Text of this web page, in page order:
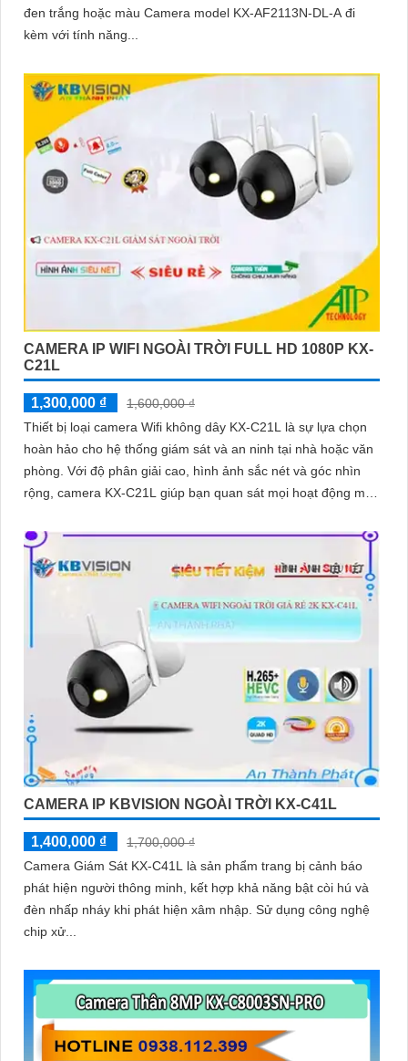
đen trắng hoặc màu Camera model KX-AF2113N-DL-A đi
kèm với tính năng...
CAMERA IP WIFI NGOÀI TRỜI FULL HD 1080P KX-
C21L
1,300,000 ₫
1,600,000 ₫
Thiết bị loại camera Wifi không dây KX-C21L là sự lựa chọn
hoàn hảo cho hệ thống giám sát và an ninh tại nhà hoặc văn
phòng. Với độ phân giải cao, hình ảnh sắc nét và góc nhìn
rộng, camera KX-C21L giúp bạn quan sát mọi hoạt động một
CAMERA IP KBVISION NGOÀI TRỜI KX-C41L
1,400,000 ₫
1,700,000 ₫
Camera Giám Sát KX-C41L là sản phẩm trang bị cảnh báo
phát hiện người thông minh, kết hợp khả năng bật còi hú và
đèn nhấp nháy khi phát hiện xâm nhập. Sử dụng công nghệ
chip xử...